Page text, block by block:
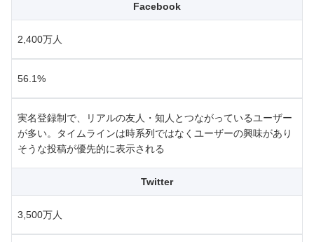
Facebook
2,400万人
56.1%
実名登録制で、リアルの友人・知人とつながっているユーザー
が多い。タイムラインは時系列ではなくユーザーの興味があり
そうな投稿が優先的に表示される
Twitter
3,500万人